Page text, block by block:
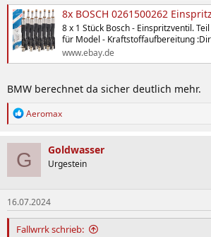
8x BOSCH 0261500262 Einspritzventil für BMW F10 F11
8 x 1 Stück Bosch - Einspritzventil.
für Model - Kraftstoffaufbereitung
www.ebay.de
BMW berechnet da sicher deutlich mehr.
R
k
t
i
o
n
e
n
:
Aeromax
G Goldwasser
Urgestein
16.07.2024
Fallwrrk schrieb: